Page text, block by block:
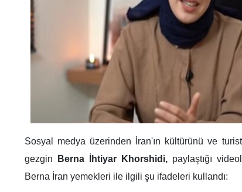
Sosyal medya üzerinden İran'ın kültürünü ve
gezgin
Berna İhtiyar Khorshidi, paylaştığı
Berna İran yemekleri ile ilgili şu ifadeleri kullandı: